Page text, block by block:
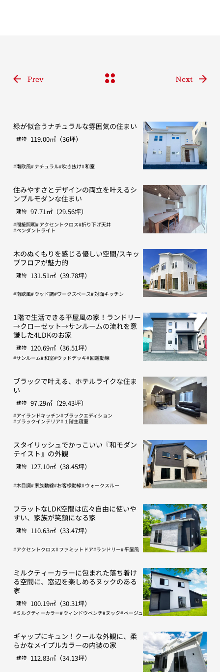
Prev Next
緑が似合うナチュラルな雰囲気の住まい
建物 119.00㎡（36坪）
南欧風 ナチュラル 吹き抜け 和室
住みやすさとデザインの両立を叶えるシ
ンプルモダンな住まい
建物 97.71㎡（29.56坪）
間接照明 アクセントクロス 折り下げ天井
ペンダントライト
木のぬくもりを感じる優しい空間/スキッ
プフロアが魅力的
建物 131.51㎡（39.78坪）
南欧風 ウッド調 ワークスペース 対面キッチン
1階で生活できる平屋風の家！ランドリー
→クローゼット→サンルームの流れを意
識した4LDKのお家
建物 120.69㎡（36.51坪）
サンルーム 和室 ウッドデッキ 回遊動線
ブラックで叶える、ホテルライクな住ま
い
建物 97.29㎡（29.43坪）
アイランドキッチン ブラックエディション
ブラックインテリア １階主寝室
スタイリッシュでかっこいい『和モダン
テイスト』の外観
建物 127.10㎡（38.45坪）
木目調 家族動線 お客様動線 ウォークスルー
フラットなLDK空間は広々自由に使いや
すい、家族が笑顔になる家
建物 110.63㎡（33.47坪）
アクセントクロス ファミットドア ランドリー 平屋風
ミルクティーカラーに包まれた落ち着け
る空間に、窓辺を楽しめるヌックのある
家
建物 100.19㎡（30.31坪）
ミルクティーカラー ウィンドウベンチ ヌック ベージュ
ギャップにキュン！クールな外観に、柔
らかなメイプルカラーの内装の家
建物 112.83㎡（34.13坪）